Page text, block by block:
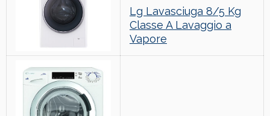
Lg Lavasciuga 8/5 Kg
Classe A Lavaggio a
Vapore